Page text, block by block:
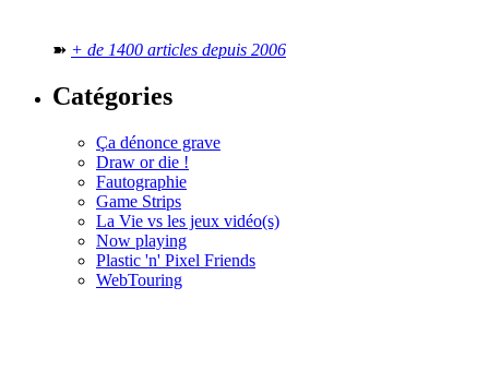
➽ + de 1400 articles depuis 2006
Catégories
Ça dénonce grave
Draw or die !
Fautographie
Game Strips
La Vie vs les jeux vidéo(s)
Now playing
Plastic 'n' Pixel Friends
WebTouring